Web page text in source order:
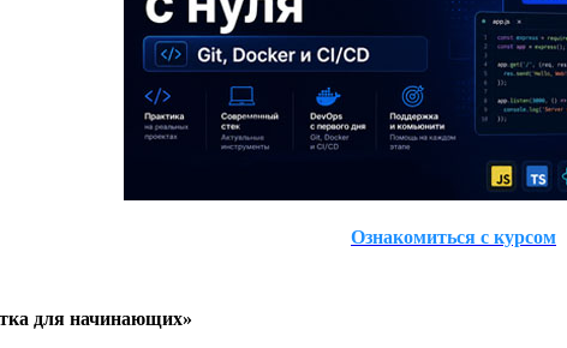
Ознакомиться с курсом
для начинающих»